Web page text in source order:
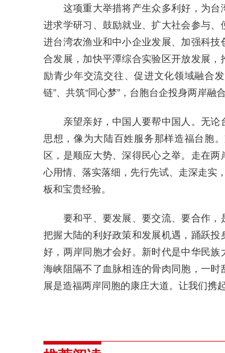
这项重大举措将产生众多利好，为台
进求学研习、鼓励就业、扩大社会参与
进台湾农渔业和中小企业发展、加强科
合发展，加快平潭综合实验区开放发展
励青少年交流交往、促进文化领域融合
链”、共筑“同心梦”，台胞台企投身两岸融
亲望亲好，中国人要帮中国人。无论
思想，像为大陆百姓服务那样造福台胞
区，是顺应大势、深得民心之举。走在
心用情、落实落细，先行先试、走深走实
板和宝贵经验。
要和平、要发展、要交流、要合作，
把握大陆的利好政策和发展机遇，踊跃
好，两岸同胞才会好。新时代是中华民
海峡阻隔不了血脉相连的骨肉同胞，一
展是造福两岸同胞的康庄大道。让我们携